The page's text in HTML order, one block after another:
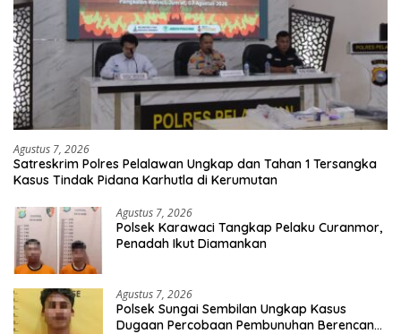
Agustus 7, 2026
Satreskrim Polres Pelalawan Ungkap dan Tahan 1 Tersangka
Kasus Tindak Pidana Karhutla di Kerumutan
Agustus 7, 2026
Polsek Karawaci Tangkap Pelaku Curanmor,
Penadah Ikut Diamankan
Agustus 7, 2026
Polsek Sungai Sembilan Ungkap Kasus
Dugaan Percobaan Pembunuhan Berencana,